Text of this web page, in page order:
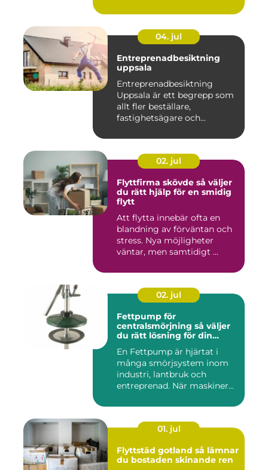
04. jul
Entreprenadbesiktning
uppsala
Entreprenadbesiktning
Uppsala är ett begrepp som
allt fler beställare,
fastighetsägare och
02. jul
Flyttfirma skövde så väljer
du rätt hjälp för en smidig
flytt
Att flytta innebär ofta en
blandning av förväntan och
stress. Nya möjligheter
väntar, men samtidigt ...
02. jul
Fettpump för
centralsmörjning så väljer
du rätt lösning för din
En Fettpump är hjärtat i
många smörjsystem inom
industri, lantbruk och
entreprenad. När maskiner
01. jul
Flyttstäd gotland så lämnar
du bostaden skinande ren